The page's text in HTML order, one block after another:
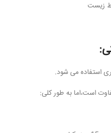
زیست
استفاده می شود.
است،اما به طور کلی: